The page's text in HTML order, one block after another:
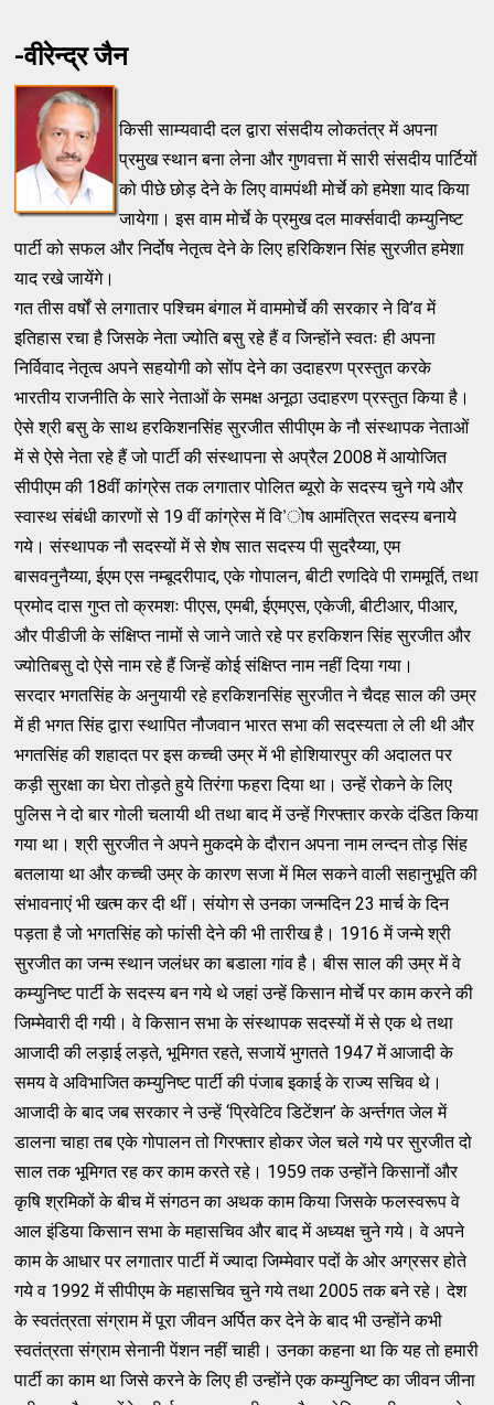
-वीरेन्द्र जैन
किसी साम्यवादी दल द्वारा संसदीय लोकतंत्र में अपना
प्रमुख स्थान बना लेना और गुणवत्ता में सारी संसदीय पार्टियों
को पीछे छोड़ देने के लिए वामपंथी मोर्चे को हमेशा याद किया
जायेगा। इस वाम मोर्चे के प्रमुख दल मार्क्सवादी कम्युनिष्ट
पार्टी को सफल और निर्दोष नेतृत्व देने के लिए हरिकिशन सिंह सुरजीत हमेशा
याद रखे जायेंगे।
गत तीस वर्षों से लगातार पश्चिम बंगाल में वाममोर्चे की सरकार ने वि’व में
इतिहास रचा है जिसके नेता ज्योति बसु रहे हैं व जिन्होंने स्वतः ही अपना
निर्विवाद नेतृत्व अपने सहयोगी को सोंप देने का उदाहरण प्रस्तुत करके
भारतीय राजनीति के सारे नेताओं के समक्ष अनूठा उदाहरण प्रस्तुत किया है।
ऐसे श्री बसु के साथ हरकिशनसिंह सुरजीत सीपीएम के नौ संस्थापक नेताओं
में से ऐसे नेता रहे हैं जो पार्टी की संस्थापना से अप्रैल 2008 में आयोजित
सीपीएम की 18वीं कांग्रेस तक लगातार पोलित ब्यूरो के सदस्य चुने गये और
स्वास्थ संबंधी कारणों से 19 वीं कांग्रेस में वि’ोष आमंत्रित सदस्य बनाये
गये। संस्थापक नौ सदस्यों में से शेष सात सदस्य पी सुदरैय्या, एम
बासवनुनैय्या, ईएम एस नम्बूदरीपाद, एके गोपालन, बीटी रणदिवे पी राममूर्ति, तथा
प्रमोद दास गुप्त तो क्रमशः पीएस, एमबी, ईएमएस, एकेजी, बीटीआर, पीआर,
और पीडीजी के संक्षिप्त नामों से जाने जाते रहे पर हरकिशन सिंह सुरजीत और
ज्योतिबसु दो ऐसे नाम रहे हैं जिन्हें कोई संक्षिप्त नाम नहीं दिया गया।
सरदार भगतसिंह के अनुयायी रहे हरकिशनसिंह सुरजीत ने चैदह साल की उम्र
में ही भगत सिंह द्वारा स्थापित नौजवान भारत सभा की सदस्यता ले ली थी और
भगतसिंह की शहादत पर इस कच्ची उम्र में भी होशियारपुर की अदालत पर
कड़ी सुरक्षा का घेरा तोड़ते हुये तिरंगा फहरा दिया था। उन्हें रोकने के लिए
पुलिस ने दो बार गोली चलायी थी तथा बाद में उन्हें गिरफ्तार करके दंडित किया
गया था। श्री सुरजीत ने अपने मुकदमे के दौरान अपना नाम लन्दन तोड़ सिंह
बतलाया था और कच्ची उम्र के कारण सजा में मिल सकने वाली सहानुभूति की
संभावनाएं भी खत्म कर दी थीं। संयोग से उनका जन्मदिन 23 मार्च के दिन
पड़ता है जो भगतसिंह को फांसी देने की भी तारीख है। 1916 में जन्मे श्री
सुरजीत का जन्म स्थान जलंधर का बडाला गांव है। बीस साल की उम्र में वे
कम्युनिष्ट पार्टी के सदस्य बन गये थे जहां उन्हें किसान मोर्चे पर काम करने की
जिम्मेवारी दी गयी। वे किसान सभा के संस्थापक सदस्यों में से एक थे तथा
आजादी की लड़ाई लड़ते, भूमिगत रहते, सजायें भुगतते 1947 में आजादी के
समय वे अविभाजित कम्युनिष्ट पार्टी की पंजाब इकाई के राज्य सचिव थे।
आजादी के बाद जब सरकार ने उन्हें ‘प्रिवेटिव डिटेंशन’ के अर्न्तगत जेल में
डालना चाहा तब एके गोपालन तो गिरफ्तार होकर जेल चले गये पर सुरजीत दो
साल तक भूमिगत रह कर काम करते रहे। 1959 तक उन्होंने किसानों और
कृषि श्रमिकों के बीच में संगठन का अथक काम किया जिसके फलस्वरूप वे
आल इंडिया किसान सभा के महासचिव और बाद में अध्यक्ष चुने गये। वे अपने
काम के आधार पर लगातार पार्टी में ज्यादा जिम्मेवार पदों के ओर अग्रसर होते
गये व 1992 में सीपीएम के महासचिव चुने गये तथा 2005 तक बने रहे। देश
के स्वतंत्रता संग्राम में पूरा जीवन अर्पित कर देने के बाद भी उन्होंने कभी
स्वतंत्रता संग्राम सेनानी पेंशन नहीं चाही। उनका कहना था कि यह तो हमारी
पार्टी का काम था जिसे करने के लिए ही उन्होंने एक कम्युनिष्ट का जीवन जीना